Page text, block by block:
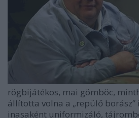
rögbijátékos, mai gömböc,
állította volna a „repülő
inasaként uniformizáló,